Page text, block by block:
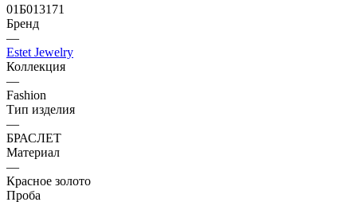
01Б013171
Бренд
—
Estet Jewelry
Коллекция
—
Fashion
Тип изделия
—
БРАСЛЕТ
Материал
—
Красное золото
Проба